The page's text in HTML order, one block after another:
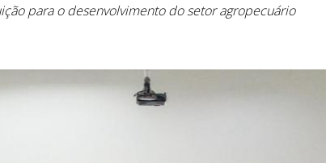
para o desenvolvimento do setor agropecuário